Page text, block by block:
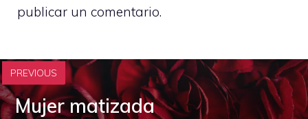
publicar un comentario.
PREVIOUS
Mujer matizada